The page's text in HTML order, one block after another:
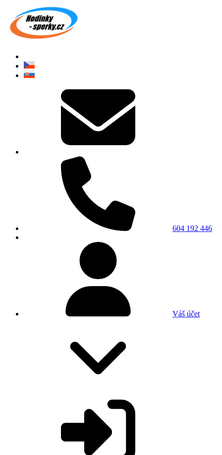
604 192 446
Váš účet